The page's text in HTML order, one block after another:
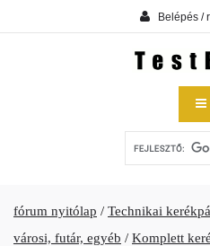
Belépés /
fórum nyitólap / Technikai
városi, futár, egyéb / Komplett